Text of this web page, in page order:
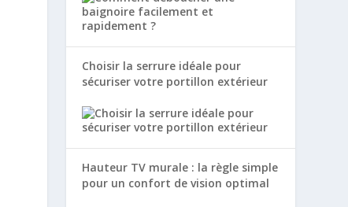
Choisir la serrure idéale pour
sécuriser votre portillon extérieur
Hauteur TV murale : la règle simple
pour un confort de vision optimal